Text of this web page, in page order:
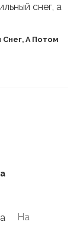
А Потом
На